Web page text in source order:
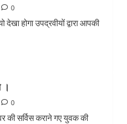
0
होगा उपद्रवीयों द्वारा आपकी
।
0
की सर्विस कराने गए युवक की